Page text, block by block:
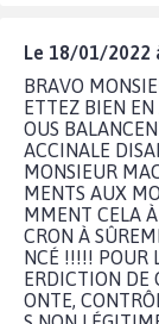
Le 18/01/2022
BRAVO
ETTEZ BIEN
OUS
ACCINALE
MONSIEUR
MENTS AUX
MMENT CELA
CRON À
NCÉ !!!!! POUR
ERDICTION DE
ONTE,